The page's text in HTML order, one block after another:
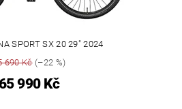
SPORT SX 20 29" 2024
690 Kč(–22 %)
990 Kč